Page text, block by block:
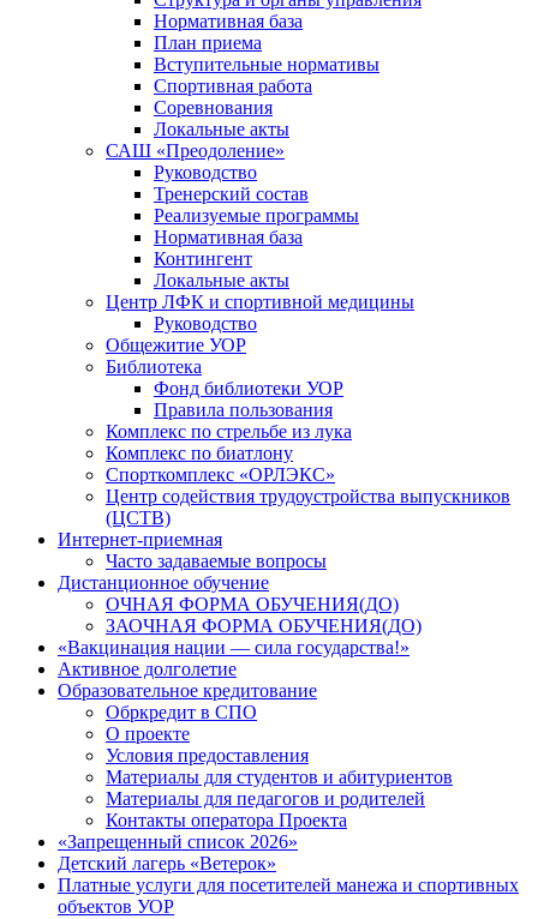
Нормативная база
План приема
Вступительные нормативы
Спортивная работа
Соревнования
Локальные акты
САШ «Преодоление»
Руководство
Тренерский состав
Реализуемые программы
Нормативная база
Контингент
Локальные акты
Центр ЛФК и спортивной медицины
Руководство
Общежитие УОР
Библиотека
Фонд библиотеки УОР
Правила пользования
Комплекс по стрельбе из лука
Комплекс по биатлону
Спорткомплекс «ОРЛЭКС»
Центр содействия трудоустройства выпускников
(ЦСТВ)
Интернет-приемная
Часто задаваемые вопросы
Дистанционное обучение
ОЧНАЯ ФОРМА ОБУЧЕНИЯ(ДО)
ЗАОЧНАЯ ФОРМА ОБУЧЕНИЯ(ДО)
«Вакцинация нации — сила государства!»
Активное долголетие
Образовательное кредитование
Обркредит в СПО
О проекте
Условия предоставления
Материалы для студентов и абитуриентов
Материалы для педагогов и родителей
Контакты оператора Проекта
«Запрещенный список 2026»
Детский лагерь «Ветерок»
Платные услуги для посетителей манежа и спортивных
объектов УОР